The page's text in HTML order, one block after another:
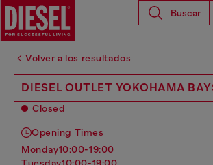
Buscar
Volver a los resultados
DIESEL OUTLET YOKOHAMA
Closed
Opening Times
monday10:00-19:00